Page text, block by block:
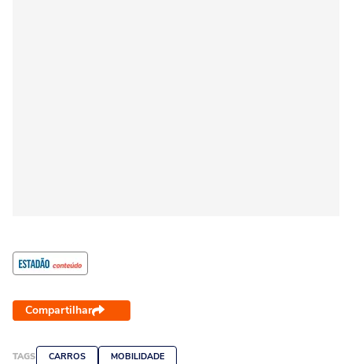
Compartilhar
TAGS CARROS MOBILIDADE